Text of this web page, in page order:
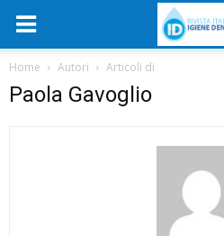
Home Autori Articoli di
Paola Gavoglio